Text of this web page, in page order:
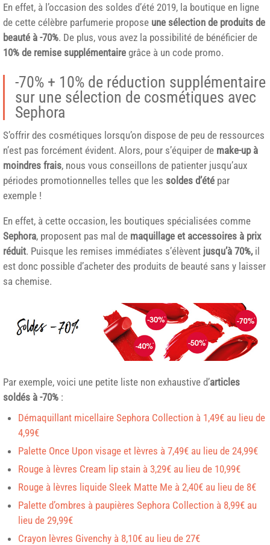
En effet, à l’occasion des soldes d’été 2019, la boutique en ligne
de cette célèbre parfumerie propose une sélection de produits de
beauté à -70%. De plus, vous avez la possibilité de bénéficier de
10% de remise supplémentaire grâce à un code promo.
-70% + 10% de réduction supplémentaire
sur une sélection de cosmétiques avec
Sephora
S’offrir des cosmétiques lorsqu’on dispose de peu de ressources
n’est pas forcément évident. Alors, pour s’équiper de make-up à
moindres frais, nous vous conseillons de patienter jusqu’aux
périodes promotionnelles telles que les soldes d’été par
exemple !
En effet, à cette occasion, les boutiques spécialisées comme
Sephora, proposent pas mal de maquillage et accessoires à prix
réduit. Puisque les remises immédiates s’élèvent jusqu’à 70%, il
est donc possible d’acheter des produits de beauté sans y laisser
sa chemise.
Par exemple, voici une petite liste non exhaustive d’articles
soldés à -70% :
Démaquillant micellaire Sephora Collection à 1,49€ au lieu de
4,99€
Palette Once Upon visage et lèvres à 7,49€ au lieu de 24,99€
Rouge à lèvres Cream lip stain à 3,29€ au lieu de 10,99€
Rouge à lèvres liquide Sleek Matte Me à 2,40€ au lieu de 8€
Palette d’ombres à paupières Sephora Collection à 8,99€ au
lieu de 29,99€
Crayon lèvres Givenchy à 8,10€ au lieu de 27€